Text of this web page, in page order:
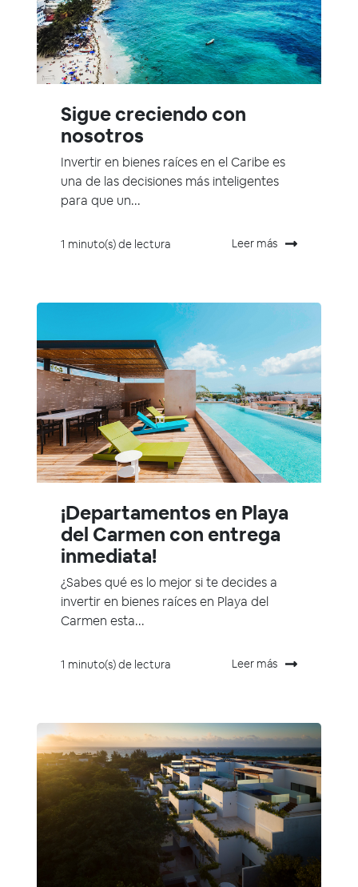
Sigue creciendo con
nosotros
Invertir en bienes raíces en el Caribe es
una de las decisiones más inteligentes
para que un...
1 minuto(s) de lectura Leer más
¡Departamentos en Playa
del Carmen con entrega
inmediata!
¿Sabes qué es lo mejor si te decides a
invertir en bienes raíces en Playa del
Carmen esta...
1 minuto(s) de lectura Leer más